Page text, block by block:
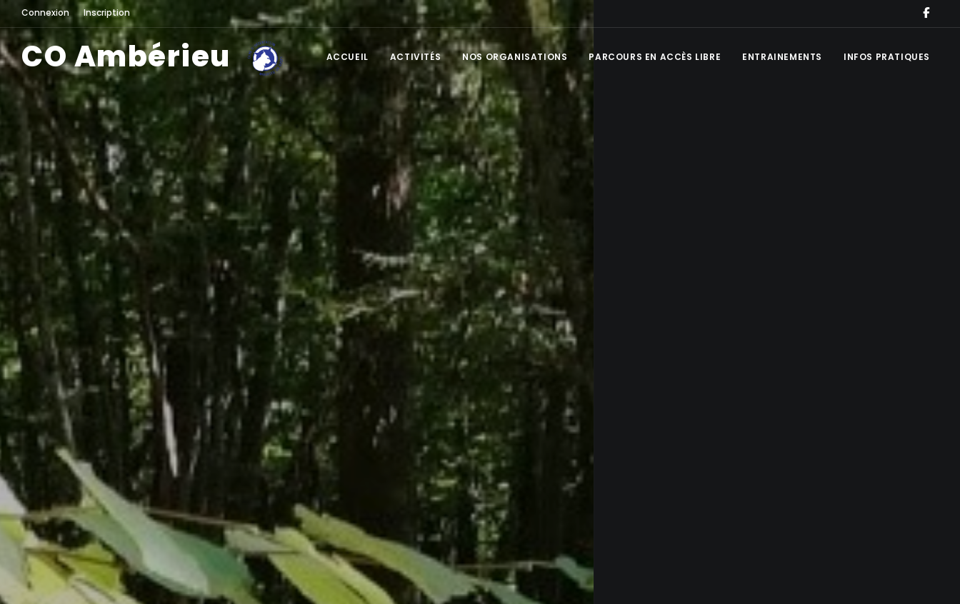
Connexion Inscription
CO Ambérieu ACCUEIL ACTIVITÉS NOS ORGANISATIONS PARCOURS EN ACCÈS LIBRE ENTRAINEMENTS INFOS PRATIQUES